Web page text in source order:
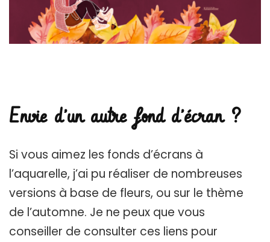
Envie d’un autre fond d’écran ?
Si vous aimez les fonds d’écrans à
l’aquarelle, j’ai pu réaliser de nombreuses
versions à base de fleurs, ou sur le thème
de l’automne. Je ne peux que vous
conseiller de consulter ces liens pour